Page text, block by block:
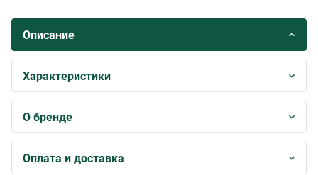
Описание
Характеристики
О бренде
Оплата и доставка